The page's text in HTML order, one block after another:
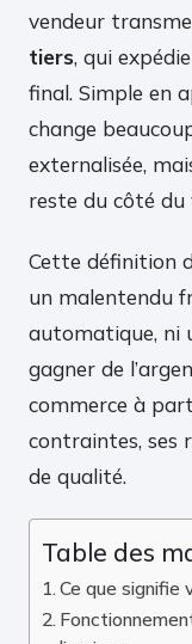
vendeur
tiers, qui
final. Simple en
change
externalisée,
reste du côté du
Cette définition
un malentendu
automatique, ni
gagner de
commerce à
contraintes, ses
de qualité.
Table des
Ce que signifie